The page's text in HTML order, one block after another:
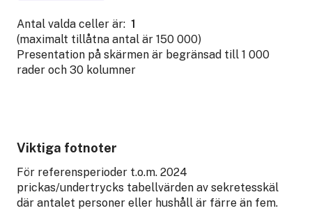
Antal valda celler är: 1
(maximalt tillåtna antal är 150 000)
Presentation på skärmen är begränsad till 1 000
rader och 30 kolumner
Viktiga fotnoter
För referensperioder t.o.m. 2024
prickas/undertrycks tabellvärden av sekretesskäl
där antalet personer eller hushåll är färre än fem.